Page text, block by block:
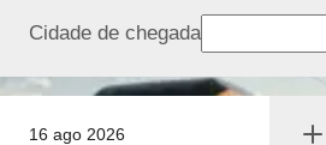
16 ago 2026
Cidade de chegada